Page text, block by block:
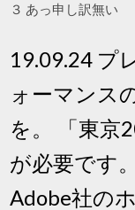
３ あっ申し訳無い
19.09.24 プ
ォーマンス
を。 「東京
が必要です
Adobe社の